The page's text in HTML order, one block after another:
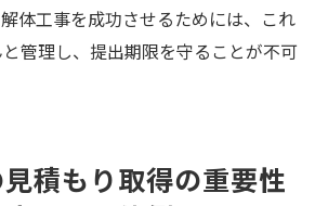
体工事を成功させるためには、これ
管理し、提出期限を守ることが不可
積もり取得の重要性